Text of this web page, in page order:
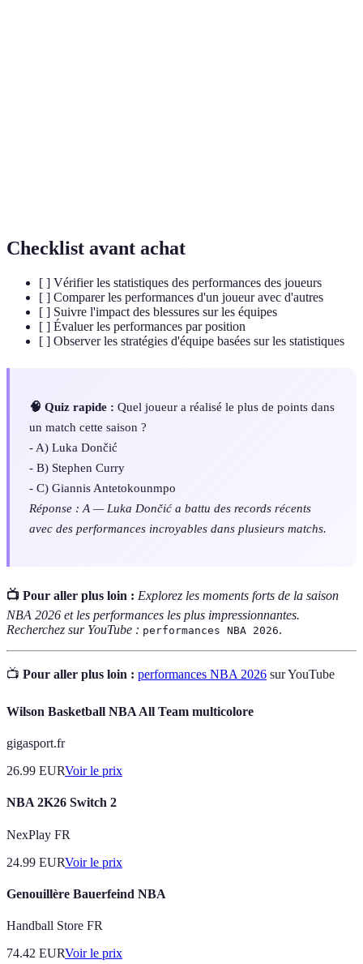
Checklist avant achat
[ ] Vérifier les statistiques des performances des joueurs
[ ] Comparer les performances d'un joueur avec d'autres
[ ] Suivre l'impact des blessures sur les équipes
[ ] Évaluer les performances par position
[ ] Observer les stratégies d'équipe basées sur les statistiques
🧠 Quiz rapide : Quel joueur a réalisé le plus de points dans
un match cette saison ?
- A) Luka Dončić
- B) Stephen Curry
- C) Giannis Antetokounmpo
Réponse : A — Luka Dončić a battu des records récents
avec des performances incroyables dans plusieurs matchs.
📺 Pour aller plus loin : Explorez les moments forts de la saison
NBA 2026 et les performances les plus impressionnantes.
Recherchez sur YouTube : performances NBA 2026.
📺 Pour aller plus loin : performances NBA 2026 sur YouTube
Wilson Basketball NBA All Team multicolore
gigasport.fr
26.99 EURVoir le prix
NBA 2K26 Switch 2
NexPlay FR
24.99 EURVoir le prix
Genouillère Bauerfeind NBA
Handball Store FR
74.42 EURVoir le prix